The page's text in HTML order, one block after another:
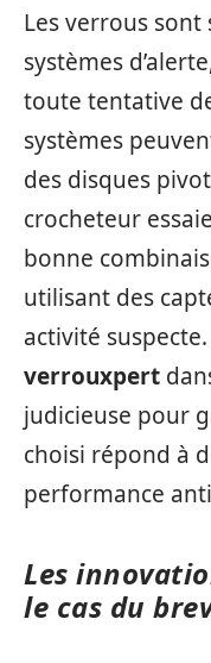
Les verrous
systèmes
toute tentative
systèmes
des disques
crocheteur
bonne
utilisant des
activité suspecte.
verrouxpert
judicieuse pour
choisi répond à
performance
Les
le cas du